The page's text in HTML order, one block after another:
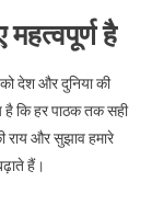
है
देश और दुनिया की
है कि हर पाठक तक सही
राय और सुझाव हमारे
हैं।